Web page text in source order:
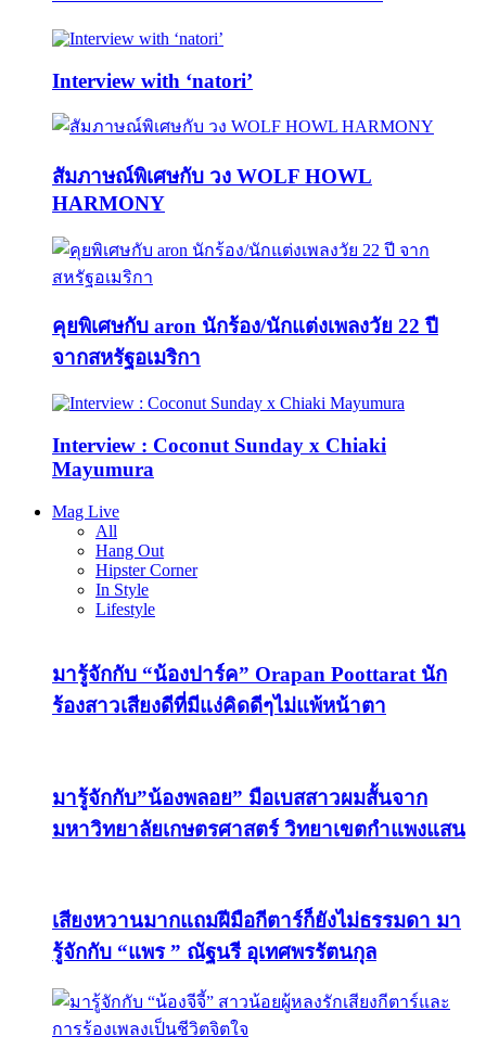
Interview with ‘natori’
สัมภาษณ์พิเศษกับ วง WOLF HOWL
HARMONY
คุยพิเศษกับ aron นักร้อง/นักแต่งเพลงวัย 22 ปี
จากสหรัฐอเมริกา
Interview : Coconut Sunday x Chiaki
Mayumura
Mag Live
All
Hang Out
Hipster Corner
In Style
Lifestyle
มารู้จักกับ “น้องปาร์ค” Orapan Poottarat นัก
ร้องสาวเสียงดีที่มีแง่คิดดีๆไม่แพ้หน้าตา
มารู้จักกับ”น้องพลอย” มือเบสสาวผมสั้นจาก
มหาวิทยาลัยเกษตรศาสตร์ วิทยาเขตกำแพงแสน
เสียงหวานมากแถมฝีมือกีตาร์ก็ยังไม่ธรรมดา มา
รู้จักกับ “แพร ” ณัฐนรี อุเทศพรรัตนกุล